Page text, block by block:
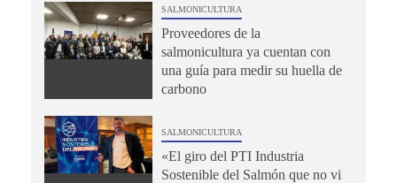
SALMONICULTURA
Proveedores de la
salmonicultura ya cuentan con
una guía para medir su huella de
carbono
SALMONICULTURA
«El giro del PTI Industria
Sostenible del Salmón que no vi